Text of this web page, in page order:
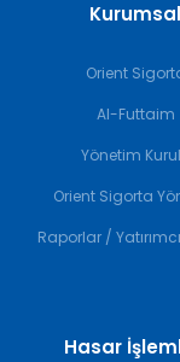
Kurumsal
Orient
Al-Futtaim
Yönetim
Orient Sigorta
Raporlar /
Hasar